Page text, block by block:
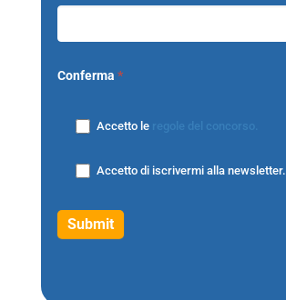
Conferma *
Accetto le regole del concorso.
Accetto di iscrivermi alla newsletter.
Submit